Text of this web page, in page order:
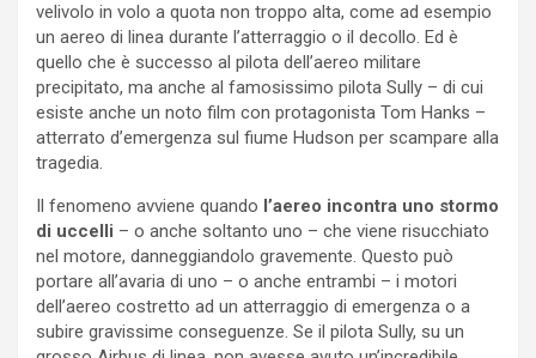
velivolo in volo a quota non troppo alta, come ad esempio
un aereo di linea durante l’atterraggio o il decollo. Ed è
quello che è successo al pilota dell’aereo militare
precipitato, ma anche al famosissimo pilota Sully – di cui
esiste anche un noto film con protagonista Tom Hanks –
atterrato d’emergenza sul fiume Hudson per scampare alla
tragedia.
Il fenomeno avviene quando l’aereo incontra uno stormo
di uccelli – o anche soltanto uno – che viene risucchiato
nel motore, danneggiandolo gravemente. Questo può
portare all’avaria di uno – o anche entrambi – i motori
dell’aereo costretto ad un atterraggio di emergenza o a
subire gravissime conseguenze. Se il pilota Sully, su un